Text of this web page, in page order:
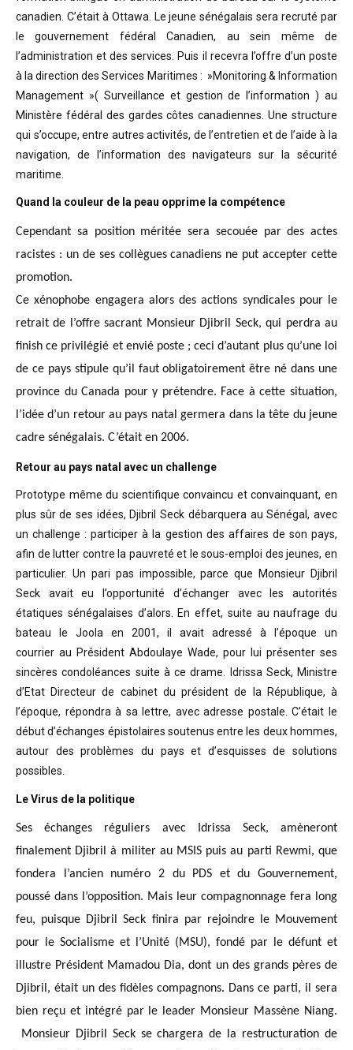
canadien. C’était à Ottawa. Le jeune sénégalais sera recruté par
le gouvernement fédéral Canadien, au sein même de
l’administration et des services. Puis il recevra l’offre d’un poste
à la direction des Services Maritimes : »Monitoring & Information
Management »( Surveillance et gestion de l’information ) au
Ministère fédéral des gardes côtes canadiennes. Une structure
qui s’occupe, entre autres activités, de l’entretien et de l’aide à la
navigation, de l’information des navigateurs sur la sécurité
maritime.
Quand la couleur de la peau opprime la compétence
Cependant sa position méritée sera secouée par des actes
racistes : un de ses collègues canadiens ne put accepter cette
promotion.
Ce xénophobe engagera alors des actions syndicales pour le
retrait de l’offre sacrant Monsieur Djibril Seck, qui perdra au
finish ce privilégié et envié poste ; ceci d’autant plus qu’une loi
de ce pays stipule qu’il faut obligatoirement être né dans une
province du Canada pour y prétendre. Face à cette situation,
l’idée d’un retour au pays natal germera dans la tête du jeune
cadre sénégalais. C’était en 2006.
Retour au pays natal avec un challenge
Prototype même du scientifique convaincu et convainquant, en
plus sûr de ses idées, Djibril Seck débarquera au Sénégal, avec
un challenge : participer à la gestion des affaires de son pays,
afin de lutter contre la pauvreté et le sous-emploi des jeunes, en
particulier. Un pari pas impossible, parce que Monsieur Djibril
Seck avait eu l’opportunité d’échanger avec les autorités
étatiques sénégalaises d’alors. En effet, suite au naufrage du
bateau le Joola en 2001, il avait adressé à l’époque un
courrier au Président Abdoulaye Wade, pour lui présenter ses
sincères condoléances suite à ce drame. Idrissa Seck, Ministre
d’Etat Directeur de cabinet du président de
la République, à
l’époque, répondra à sa lettre, avec adresse postale. C’était le
début d’échanges épistolaires soutenus entre les deux hommes,
autour des problèmes du pays et d’esquisses de solutions
possibles.
Le Virus de la politique
Ses échanges réguliers avec Idrissa Seck, amèneront
finalement Djibril à militer au MSIS puis au parti Rewmi, que
fondera l’ancien numéro 2 du PDS et du Gouvernement,
poussé dans l’opposition. Mais leur compagnonnage fera long
feu, puisque Djibril Seck finira par rejoindre le Mouvement
pour le Socialisme et l’Unité (MSU), fondé par le défunt et
illustre Président Mamadou Dia, dont un des grands pères de
Djibril, était un des fidèles compagnons. Dans ce parti, il sera
bien reçu et intégré par le leader Monsieur Massène Niang.
Monsieur Djibril Seck se chargera de la restructuration de